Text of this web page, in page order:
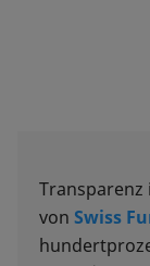
Transparenz
von Swiss